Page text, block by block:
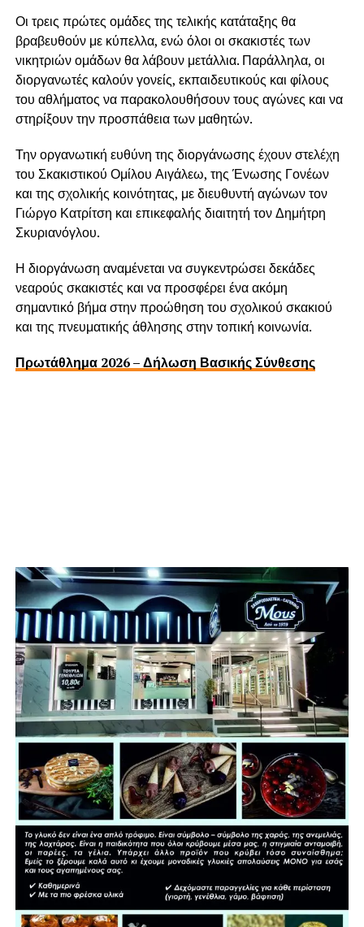
Οι τρεις πρώτες ομάδες της τελικής κατάταξης θα
βραβευθούν με κύπελλα, ενώ όλοι οι σκακιστές των
νικητριών ομάδων θα λάβουν μετάλλια. Παράλληλα, οι
διοργανωτές καλούν γονείς, εκπαιδευτικούς και φίλους
του αθλήματος να παρακολουθήσουν τους αγώνες και να
στηρίξουν την προσπάθεια των μαθητών.
Την οργανωτική ευθύνη της διοργάνωσης έχουν στελέχη
του Σκακιστικού Ομίλου Αιγάλεω, της Ένωσης Γονέων
και της σχολικής κοινότητας, με διευθυντή αγώνων τον
Γιώργο Κατρίτση και επικεφαλής διαιτητή τον Δημήτρη
Σκυριανόγλου.
Η διοργάνωση αναμένεται να συγκεντρώσει δεκάδες
νεαρούς σκακιστές και να προσφέρει ένα ακόμη
σημαντικό βήμα στην προώθηση του σχολικού σκακιού
και της πνευματικής άθλησης στην τοπική κοινωνία.
Πρωτάθλημα 2026 – Δήλωση Βασικής Σύνθεσης